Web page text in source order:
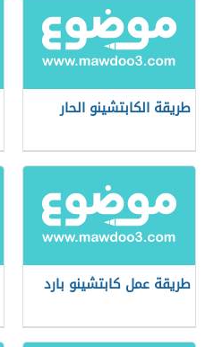
طريقة الكابتشينو الحار
طريقة عمل كابتشينو بارد